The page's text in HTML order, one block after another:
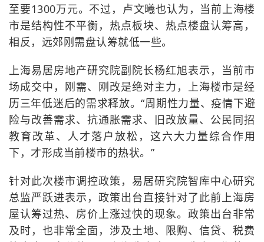
至要1300万元。不过，卢文曦也认为，当前上海楼
市是结构性不平衡，热点板块、热点楼盘认筹高，
相反，远郊刚需盘认筹就低一些。
上海易居房地产研究院副院长杨红旭表示，当前市
场成交中，刚需、刚改是绝对主力，上海楼市是经
历三年低迷后的需求释放。“周期性力量、疫情下避
险与改善需求、抗通胀需求、旧改放量、公民同招
教育改革、人才落户放松，这六大力量综合作用
下，才形成当前楼市的热状。”
针对此次楼市调控政策，易居研究院智库中心研究
总监严跃进表示，政策出台直接针对了此前上海房
屋认筹过热、房价上涨过快的现象。政策出台非常
及时，也非常全面，涉及土地、限购、信贷、税费